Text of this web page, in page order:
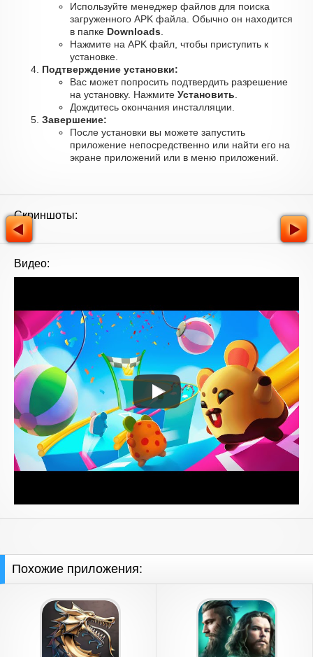
Используйте менеджер файлов для поиска
загруженного APK файла. Обычно он находится
в папке Downloads
Нажмите на APK файл, чтобы приступить к
установке.
Подтверждение установки:
Вас может попросить подтвердить разрешение
на установку. Нажмите Установить
Дождитесь окончания инсталляции.
Завершение:
После установки вы можете запустить
приложение непосредственно или найти его на
экране приложений или в меню приложений.
Скриншоты:
Видео:
Похожие приложения: